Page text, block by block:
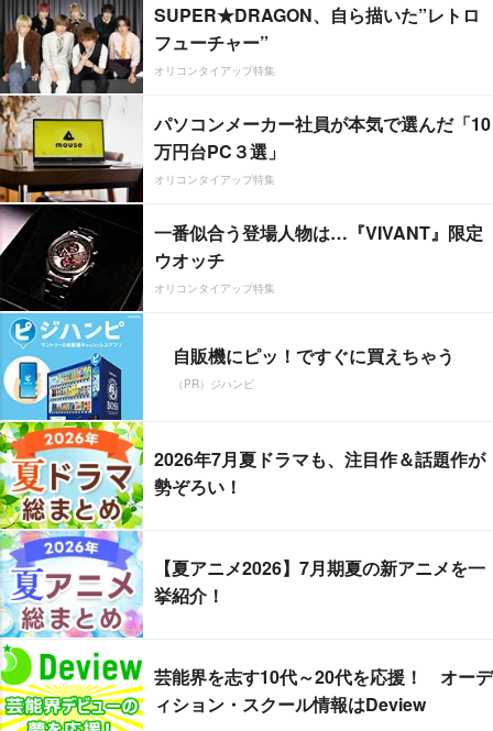
SUPER★DRAGON、自ら描いた”レトロ
フューチャー”
オリコンタイアップ特集
パソコンメーカー社員が本気で選んだ「10
万円台PC３選」
オリコンタイアップ特集
一番似合う登場人物は…『VIVANT』限定
ウオッチ
オリコンタイアップ特集
自販機にピッ！ですぐに買えちゃう
（PR）ジハンピ
2026年7月夏ドラマも、注目作＆話題作が
勢ぞろい！
【夏アニメ2026】7月期夏の新アニメを一
挙紹介！
芸能界を志す10代～20代を応援！ オーデ
ィション・スクール情報はDeview